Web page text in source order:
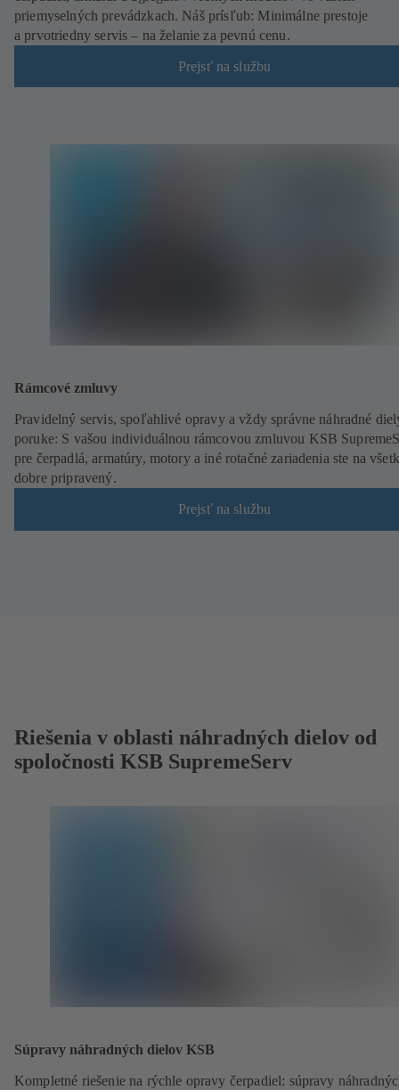
priemyselných prevádzkach. Náš prísľub: Minimálne prestoje
a prvotriedny servis – na želanie za pevnú cenu.
Prejsť na službu
Rámcové zmluvy
Pravidelný servis, spoľahlivé opravy a vždy správne náhradné
poruke: S vašou individuálnou rámcovou zmluvou KSB
pre čerpadlá, armatúry, motory a iné rotačné zariadenia ste na
dobre pripravený.
Prejsť na službu
Riešenia v oblasti náhradných dielov od
spoločnosti KSB SupremeServ
Súpravy náhradných dielov KSB
Kompletné riešenie na rýchle opravy čerpadiel: súpravy